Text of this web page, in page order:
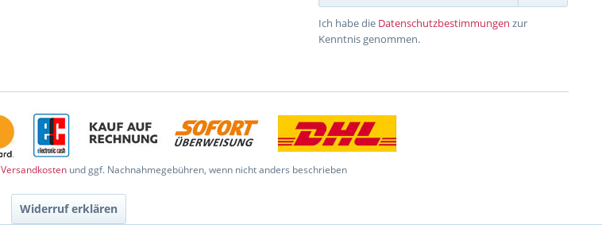
Ich habe die Datenschutzbestimmungen zur
Kenntnis genommen.
Versandkostenund ggf. Nachnahmegebühren, wenn nicht anders beschrieben
Widerruf erklären